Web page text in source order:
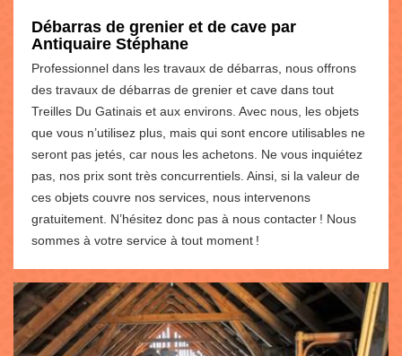
Débarras de grenier et de cave par
Antiquaire Stéphane
Professionnel dans les travaux de débarras, nous offrons
des travaux de débarras de grenier et cave dans tout
Treilles Du Gatinais et aux environs. Avec nous, les objets
que vous n’utilisez plus, mais qui sont encore utilisables ne
seront pas jetés, car nous les achetons. Ne vous inquiétez
pas, nos prix sont très concurrentiels. Ainsi, si la valeur de
ces objets couvre nos services, nous intervenons
gratuitement. N’hésitez donc pas à nous contacter ! Nous
sommes à votre service à tout moment !